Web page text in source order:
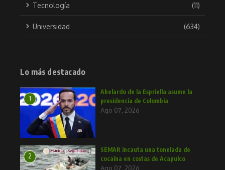
Tecnología (11)
Universidad (634)
Lo más destacado
1
Abelardo de la Espriella asume la
presidencia de Colombia
Ago 07, 2026
2
SEMAR incauta una tonelada de
cocaína en costas de Acapulco
Ago 07, 2026